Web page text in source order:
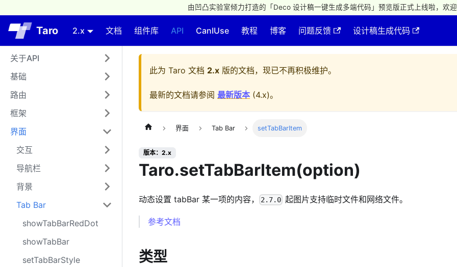
由凹凸实验室倾力打造的「Deco 设计稿一键生成多端代码」预览版正式上线啦，欢迎
Taro 2.x 文档 组件库 API CanIUse 教程 博客 问题反馈 设计稿生成代码
关于API
基础
路由
框架
界面
交互
导航栏
背景
Tab Bar
showTabBarRedDot
showTabBar
setTabBarStyle
此为 Taro 文档 2.x 版的文档，现已不再积极维护。
最新的文档请参阅 最新版本 (4.x)。
界面 Tab Bar setTabBarItem
版本：2.x
Taro.setTabBarItem(option)
动态设置 tabBar 某一项的内容， 2.7.0 起图片支持临时文件和网络文件。
参考文档
类型